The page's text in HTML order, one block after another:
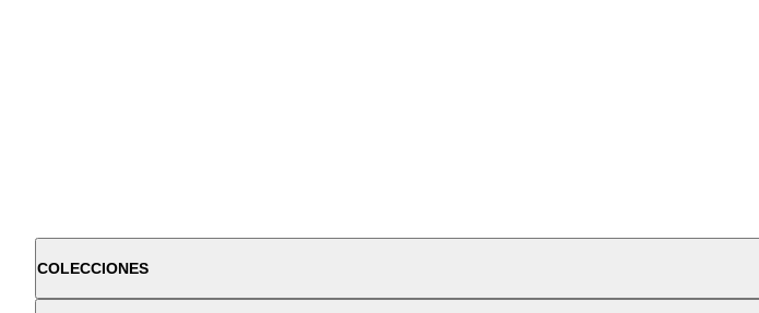
COLECCIONES